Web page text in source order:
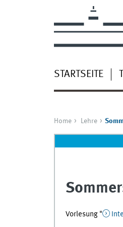
STARTSEITE
Home Lehre
Vorlesung "